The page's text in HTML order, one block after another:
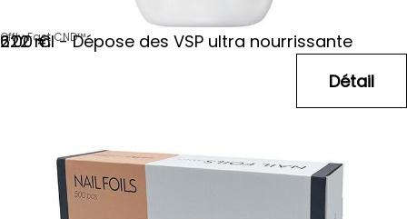
Offly Fast CND™
222 ml - Dépose des VSP ultra nourrissante
6.00 €